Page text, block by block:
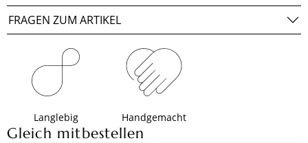
FRAGEN ZUM ARTIKEL
Langlebig Handgemacht
Gleich mitbestellen